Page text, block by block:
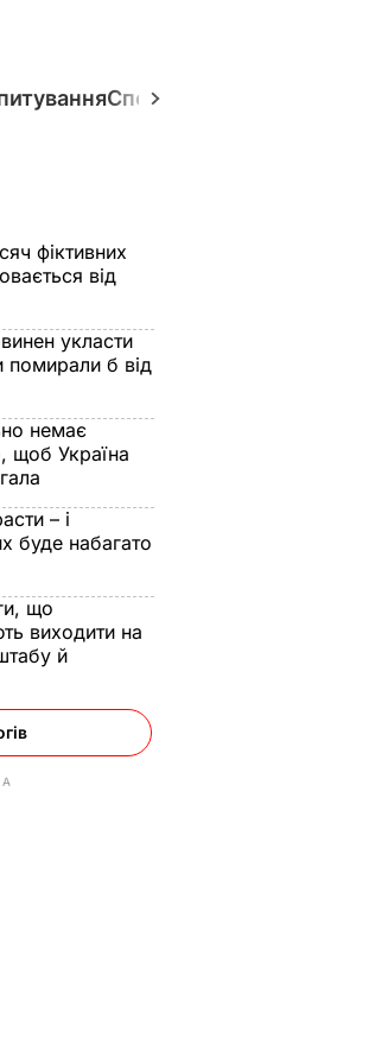
Спецпроєкти
фіктивних
від
укласти
б від
немає
щоб Україна
– і
буде набагато
що
виходити на
й